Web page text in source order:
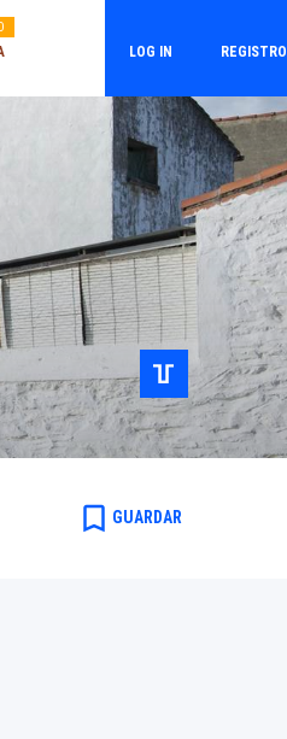
LOG IN REGISTRO
bookmark_border GUARDAR